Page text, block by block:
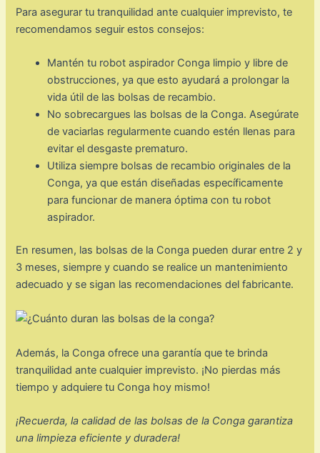
Para asegurar tu tranquilidad ante cualquier imprevisto, te
recomendamos seguir estos consejos:
Mantén tu robot aspirador Conga limpio y libre de
obstrucciones, ya que esto ayudará a prolongar la
vida útil de las bolsas de recambio.
No sobrecargues las bolsas de la Conga. Asegúrate
de vaciarlas regularmente cuando estén llenas para
evitar el desgaste prematuro.
Utiliza siempre bolsas de recambio originales de la
Conga, ya que están diseñadas específicamente
para funcionar de manera óptima con tu robot
aspirador.
En resumen, las bolsas de la Conga pueden durar entre 2 y
3 meses, siempre y cuando se realice un mantenimiento
adecuado y se sigan las recomendaciones del fabricante.
Además, la Conga ofrece una garantía que te brinda
tranquilidad ante cualquier imprevisto. ¡No pierdas más
tiempo y adquiere tu Conga hoy mismo!
¡Recuerda, la calidad de las bolsas de la Conga garantiza
una limpieza eficiente y duradera!